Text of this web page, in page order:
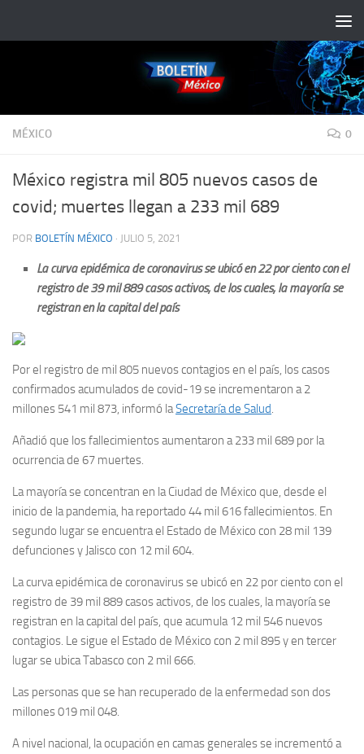
MÉXICO 0
México registra mil 805 nuevos casos de
covid; muertes llegan a 233 mil 689
POR BOLETÍN MÉXICO · JULIO 5, 2021
La curva epidémica de coronavirus se ubicó en 22 por ciento con el
registro de 39 mil 889 casos activos, de los cuales, la mayoría se
registran en la capital del país
Por el registro de mil 805 nuevos contagios en el país, los casos
confirmados acumulados de covid-19 se incrementaron a 2
millones 541 mil 873, informó laSecretaría de Salud.
Añadió que los fallecimientos aumentaron a 233 mil 689 por la
ocurrencia de 67 muertes.
La mayoría se concentran en la Ciudad de México que, desde el
inicio de la pandemia, ha reportado 44 mil 616 fallecimientos. En
segundo lugar se encuentra el Estado de México con 28 mil 139
defunciones y Jalisco con 12 mil 604.
La curva epidémica de coronavirus se ubicó en 22 por ciento con el
registro de 39 mil 889 casos activos, de los cuales, la mayoría se
registran en la capital del país, que acumula 12 mil 546 nuevos
contagios. Le sigue el Estado de México con 2 mil 895 y en tercer
lugar se ubica Tabasco con 2 mil 666.
Las personas que se han recuperado de la enfermedad son dos
millones 019 mil 048.
A nivel nacional, la ocupación en camas generales se incrementó a